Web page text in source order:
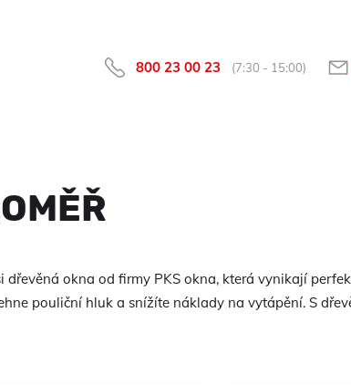
800 23 00 23 (7:30 - 15:00)
dřevěná okna od firmy PKS okna, která vynikají
pouliční hluk a snížíte náklady na vytápění. S